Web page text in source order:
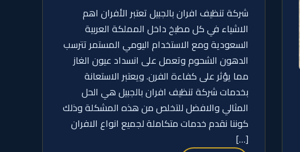
شركة تنظيف افران بالجبيل تعتبر الأفران اهم
الاشياء في كل مطبخ داخل المملكة العربية
السعودية ومع الاستخدام اليومي المستمر تترسب
الدهون الشحوم وتعمل على انسداد عيون الغاز
مما يؤثر على كفاءة الفرن. ويعتبر الاستعانة
بخدمات شركة تنظيف افران بالجبيل هي الحل
المثالي والافضل للتخلص من هذه المشكلة وذلك
كوننا نقدم خدمات متكاملة لجميع انواع الافران
[…]